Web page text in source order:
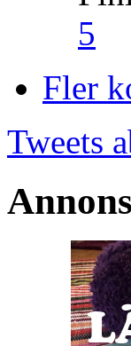
5
Fler
Tweets